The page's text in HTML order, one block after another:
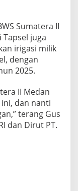
Sumatera II
juga
irigasi milik
dengan
2025.
II Medan
dan nanti
terang Gus
dan Dirut PT.